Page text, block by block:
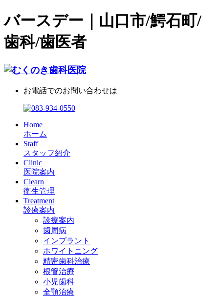
バースデー｜山口市/鰐石町/
歯科/歯医者
お電話でのお問い合わせは
Home
ホーム
Staff
スタッフ紹介
Clinic
医院案内
Clearn
衛生管理
Treatment
診療案内
診療案内
歯周病
インプラント
ホワイトニング
精密歯科治療
根管治療
小児歯科
全顎治療